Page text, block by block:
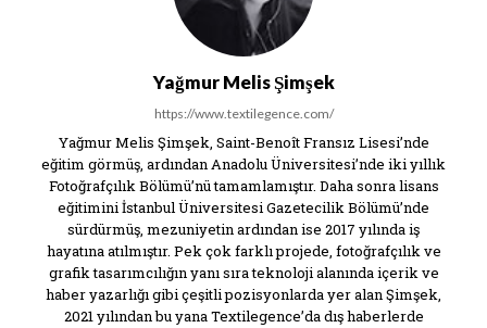
Yağmur Melis Şimşek
https://www.textilegence.com/
Yağmur Melis Şimşek, Saint-Benoît Fransız Lisesi’nde
eğitim görmüş, ardından Anadolu Üniversitesi’nde iki yıllık
Fotoğrafçılık Bölümü’nü tamamlamıştır. Daha sonra lisans
eğitimini İstanbul Üniversitesi Gazetecilik Bölümü’nde
sürdürmüş, mezuniyetin ardından ise 2017 yılında iş
hayatına atılmıştır. Pek çok farklı projede, fotoğrafçılık ve
grafik tasarımcılığın yanı sıra teknoloji alanında içerik ve
haber yazarlığı gibi çeşitli pozisyonlarda yer alan Şimşek,
2021 yılından bu yana Textilegence’da dış haberlerde